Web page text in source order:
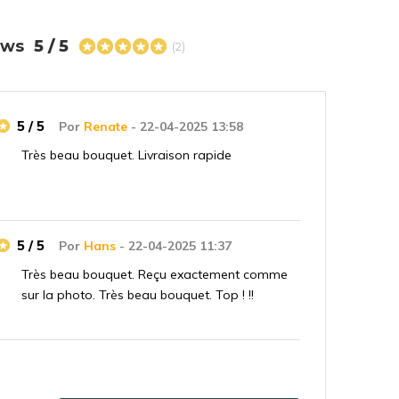
5 / 5 (2)
Por Renate - 22-04-2025 13:58
5 / 5
Très beau bouquet. Livraison rapide
Por Hans - 22-04-2025 11:37
5 / 5
Très beau bouquet. Reçu exactement comme
sur la photo. Très beau bouquet. Top ! !!